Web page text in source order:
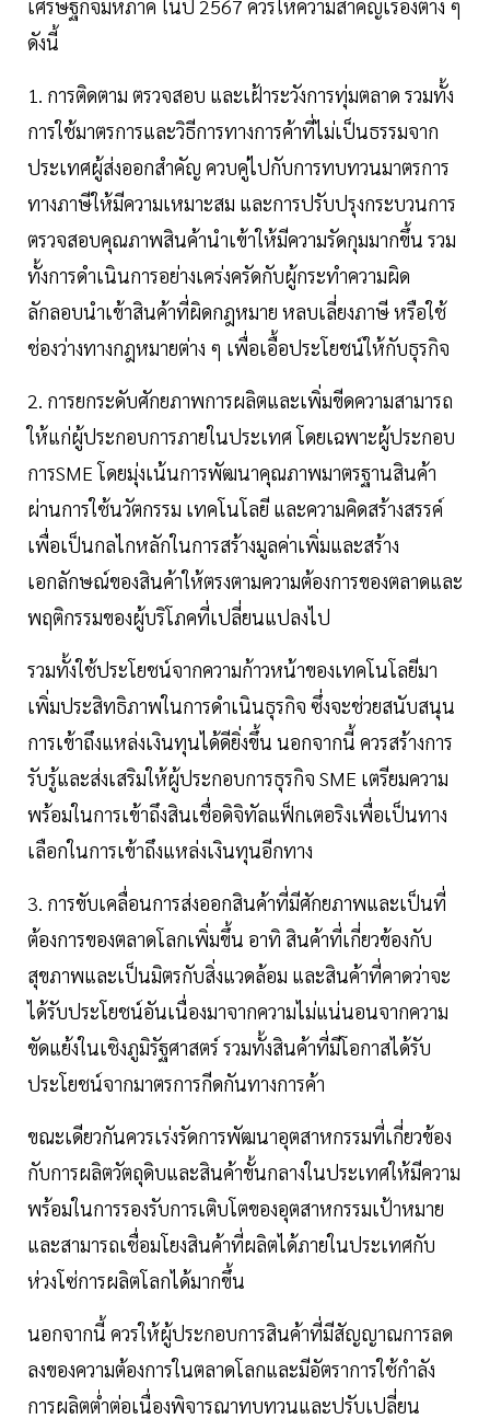
เศรษฐกิจมหภาค ในปี 2567 ควรให้ความสำคัญเรื่องต่าง ๆ
ดังนี้
1. การติดตาม ตรวจสอบ และเฝ้าระวังการทุ่มตลาด รวมทั้ง
การใช้มาตรการและวิธีการทางการค้าที่ไม่เป็นธรรมจาก
ประเทศผู้ส่งออกสำคัญ ควบคู่ไปกับการทบทวนมาตรการ
ทางภาษีให้มีความเหมาะสม และการปรับปรุงกระบวนการ
ตรวจสอบคุณภาพสินค้านำเข้าให้มีความรัดกุมมากขึ้น รวม
ทั้งการดำเนินการอย่างเคร่งครัดกับผู้กระทำความผิด
ลักลอบนำเข้าสินค้าที่ผิดกฎหมาย หลบเลี่ยงภาษี หรือใช้
ช่องว่างทางกฎหมายต่าง ๆ เพื่อเอื้อประโยชน์ให้กับธุรกิจ
2. การยกระดับศักยภาพการผลิตและเพิ่มขีดความสามารถ
ให้แก่ผู้ประกอบการภายในประเทศ โดยเฉพาะผู้ประกอบ
การSME โดยมุ่งเน้นการพัฒนาคุณภาพมาตรฐานสินค้า
ผ่านการใช้นวัตกรรม เทคโนโลยี และความคิดสร้างสรรค์
เพื่อเป็นกลไกหลักในการสร้างมูลค่าเพิ่มและสร้าง
เอกลักษณ์ของสินค้าให้ตรงตามความต้องการของตลาดและ
พฤติกรรมของผู้บริโภคที่เปลี่ยนแปลงไป
รวมทั้งใช้ประโยชน์จากความก้าวหน้าของเทคโนโลยีมา
เพิ่มประสิทธิภาพในการดำเนินธุรกิจ ซึ่งจะช่วยสนับสนุน
การเข้าถึงแหล่งเงินทุนได้ดียิ่งขึ้น นอกจากนี้ ควรสร้างการ
รับรู้และส่งเสริมให้ผู้ประกอบการธุรกิจ SME เตรียมความ
พร้อมในการเข้าถึงสินเชื่อดิจิทัลแฟ็กเตอริงเพื่อเป็นทาง
เลือกในการเข้าถึงแหล่งเงินทุนอีกทาง
3. การขับเคลื่อนการส่งออกสินค้าที่มีศักยภาพและเป็นที่
ต้องการของตลาดโลกเพิ่มขึ้น อาทิ สินค้าที่เกี่ยวข้องกับ
สุขภาพและเป็นมิตรกับสิ่งแวดล้อม และสินค้าที่คาดว่าจะ
ได้รับประโยชน์อันเนื่องมาจากความไม่แน่นอนจากความ
ขัดแย้งในเชิงภูมิรัฐศาสตร์ รวมทั้งสินค้าที่มีโอกาสได้รับ
ประโยชน์จากมาตรการกีดกันทางการค้า
ขณะเดียวกันควรเร่งรัดการพัฒนาอุตสาหกรรมที่เกี่ยวข้อง
กับการผลิตวัตถุดิบและสินค้าขั้นกลางในประเทศให้มีความ
พร้อมในการรองรับการเติบโตของอุตสาหกรรมเป้าหมาย
และสามารถเชื่อมโยงสินค้าที่ผลิตได้ภายในประเทศกับ
ห่วงโซ่การผลิตโลกได้มากขึ้น
นอกจากนี้ ควรให้ผู้ประกอบการสินค้าที่มีสัญญาณการลด
ลงของความต้องการในตลาดโลกและมีอัตราการใช้กำลัง
การผลิตต่ำต่อเนื่องพิจารณาทบทวนและปรับเปลี่ยน